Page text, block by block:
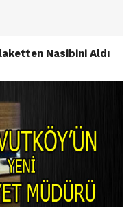
Nasibini Aldı